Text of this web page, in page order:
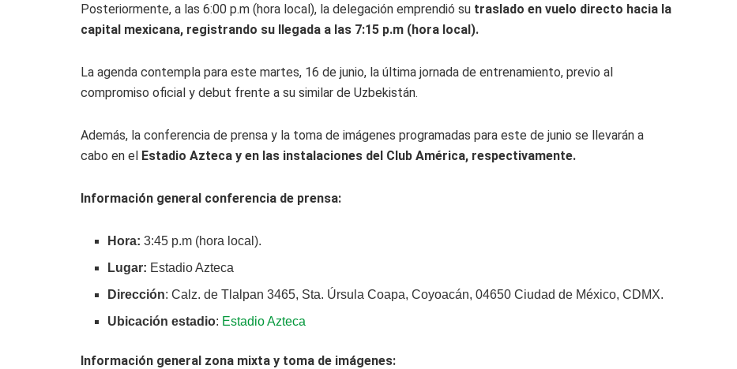
Posteriormente, a las 6:00 p.m (hora local), la delegación emprendió su traslado en vuelo directo hacia la
capital mexicana, registrando su llegada a las 7:15 p.m (hora local).
La agenda contempla para este martes, 16 de junio, la última jornada de entrenamiento, previo al
compromiso oficial y debut frente a su similar de Uzbekistán.
Además, la conferencia de prensa y la toma de imágenes programadas para este de junio se llevarán a
cabo en el Estadio Azteca y en las instalaciones del Club América, respectivamente.
Información general conferencia de prensa:
Hora: 3:45 p.m (hora local).
Lugar: Estadio Azteca
Dirección: Calz. de Tlalpan 3465, Sta. Úrsula Coapa, Coyoacán, 04650 Ciudad de México, CDMX.
Ubicación estadio: Estadio Azteca
Información general zona mixta y toma de imágenes: